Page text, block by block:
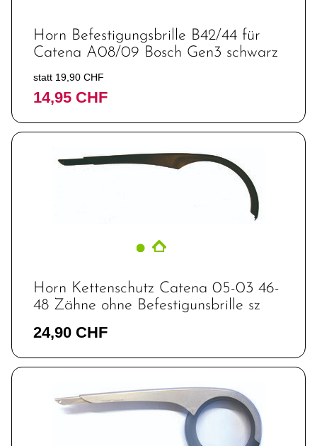
Horn Befestigungsbrille B42/44 für
Catena A08/09 Bosch Gen3 schwarz
statt 19,90 CHF
14,95 CHF
Horn Kettenschutz Catena 05-03 46-
48 Zähne ohne Befestigunsbrille sz
24,90 CHF